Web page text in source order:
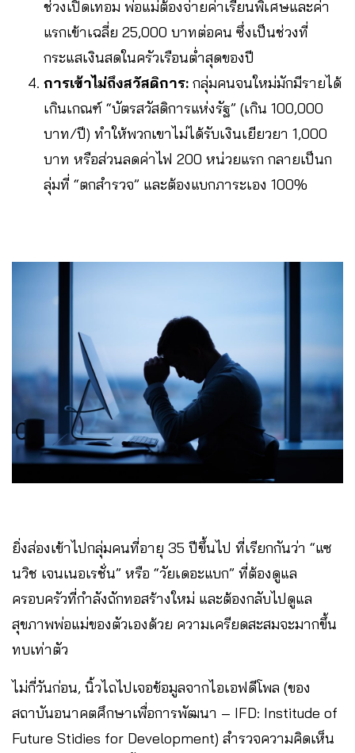
ช่วงเปิดเทอม พ่อแม่ต้องจ่ายค่าเรียนพิเศษและค่า
แรกเข้าเฉลี่ย 25,000 บาทต่อคน ซึ่งเป็นช่วงที่
กระแสเงินสดในครัวเรือนต่ำสุดของปี
การเข้าไม่ถึงสวัสดิการ: กลุ่มคนจนใหม่มักมีรายได้
เกินเกณฑ์ “บัตรสวัสดิการแห่งรัฐ” (เกิน 100,000
บาท/ปี) ทำให้พวกเขาไม่ได้รับเงินเยียวยา 1,000
บาท หรือส่วนลดค่าไฟ 200 หน่วยแรก กลายเป็นก
ลุ่มที่ “ตกสำรวจ” และต้องแบกภาระเอง 100%
ยิ่งส่องเข้าไปกลุ่มคนที่อายุ 35 ปีขึ้นไป ที่เรียกกันว่า “แซ
นวิช เจนเนอเรชั่น” หรือ “วัยเดอะแบก” ที่ต้องดูแล
ครอบครัวที่กำลังถักทอสร้างใหม่ และต้องกลับไปดูแล
สุขภาพพ่อแม่ของตัวเองด้วย ความเครียดสะสมจะมากขึ้น
ทบเท่าตัว
ไม่กี่วันก่อน, นิ้วไถไปเจอข้อมูลจากไอเอฟดีโพล (ของ
สถาบันอนาคตศึกษาเพื่อการพัฒนา – IFD: Institude of
Future Stidies for Development) สำรวจความคิดเห็น